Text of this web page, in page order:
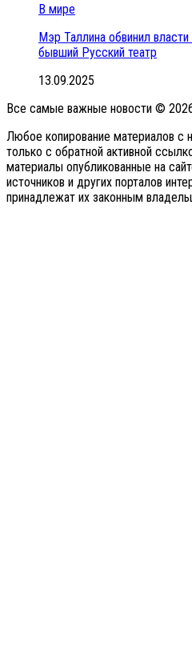
В мире
Мэр Таллина обвинил
бывший Русский театр
13.09.2025
Все самые важные новости ©
Любое копирование материалов с
только с обратной активной
материалы опубликованные на
источников и других порталов
принадлежат их законным